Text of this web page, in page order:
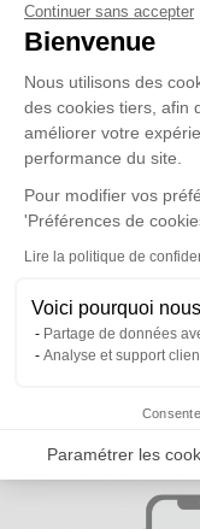
Continuer sans accepter
Bienvenue
Nous utilisons des
des cookies tiers, afin
améliorer votre
performance du site.
Pour modifier vos
'Préférences de
Lire la politique de
Voici pourquoi
Partage de données
Analyse et support
Paramétrer les
Axeptio consent
Plateforme de
équipes